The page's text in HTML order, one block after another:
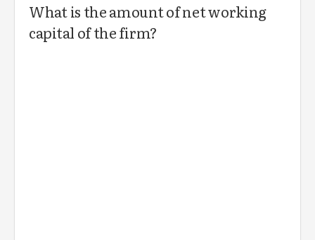
What is the amount of net working
capital of the firm?